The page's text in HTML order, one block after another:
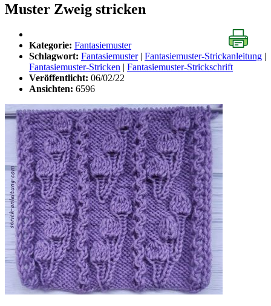
Muster Zweig stricken
Kategorie: Fantasiemuster
Schlagwort: Fantasiemuster| Fantasiemuster-Strickanleitung
Fantasiemuster-Stricken
Fantasiemuster-Strickschrift
Veröffentlicht: 06/02/22
Ansichten: 6596